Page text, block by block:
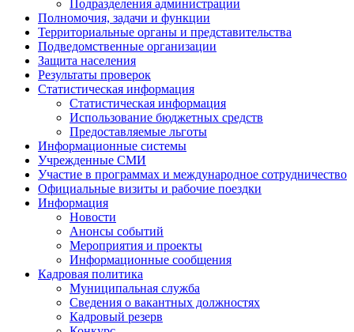
Подразделения администрации
Полномочия, задачи и функции
Территориальные органы и представительства
Подведомственные организации
Защита населения
Результаты проверок
Статистическая информация
Статистическая информация
Использование бюджетных средств
Предоставляемые льготы
Информационные системы
Учрежденные СМИ
Участие в программах и международное сотрудничество
Официальные визиты и рабочие поездки
Информация
Новости
Анонсы событий
Мероприятия и проекты
Информационные сообщения
Кадровая политика
Муниципальная служба
Сведения о вакантных должностях
Кадровый резерв